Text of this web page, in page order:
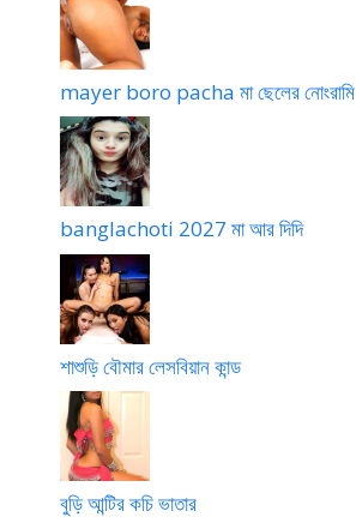
mayer boro pacha মা ছেলের নোংরামি
banglachoti 2027 মা আর দিদি
শাশুড়ি বৌমার লেসবিয়ান কান্ড
বুড়ি আন্টির কচি ভাতার